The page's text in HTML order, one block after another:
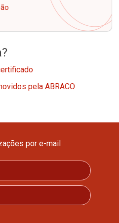
pela ABRACO
por e-mail